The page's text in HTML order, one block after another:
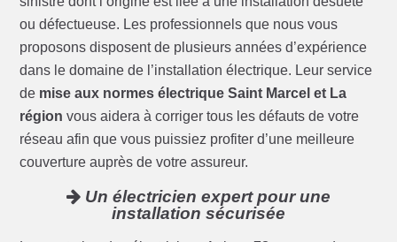
ou défectueuse. Les professionnels que nous vous
proposons disposent de plusieurs années d’expérience
dans le domaine de l’installation électrique. Leur service
de mise aux normes électrique Saint Marcel et La
région vous aidera à corriger tous les défauts de votre
réseau afin que vous puissiez profiter d’une meilleure
couverture auprès de votre assureur.
Un électricien expert pour une
installation sécurisée